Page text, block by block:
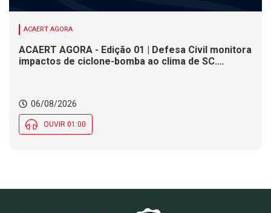
ACAERT AGORA
ACAERT AGORA - Edição 01 | Defesa Civil monitora
impactos de ciclone-bomba ao clima de SC.
seletivo nesta quinta (6)
06/08/2026
OUVIR 01:00